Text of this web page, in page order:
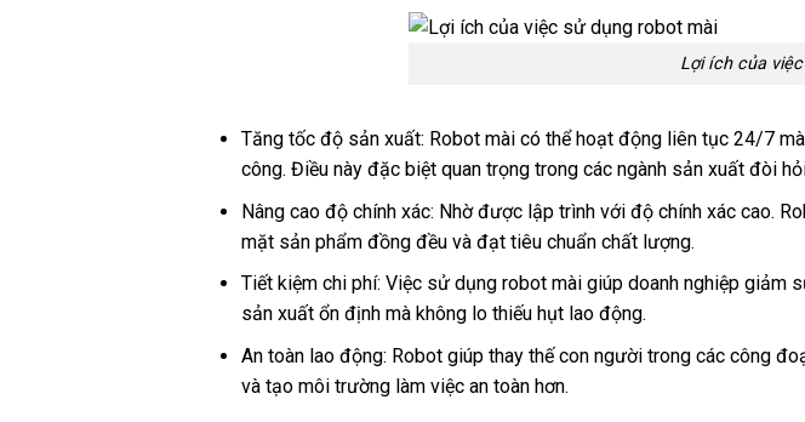
Lợi ích của
Tăng tốc độ sản xuất: Robot mài có thể hoạt động liên tục 24/7
công. Điều này đặc biệt quan trọng trong các ngành sản xuất đòi
Nâng cao độ chính xác: Nhờ được lập trình với độ chính xác cao.
mặt sản phẩm đồng đều và đạt tiêu chuẩn chất lượng.
Tiết kiệm chi phí: Việc sử dụng robot mài giúp doanh nghiệp giảm
sản xuất ổn định mà không lo thiếu hụt lao động.
An toàn lao động: Robot giúp thay thế con người trong các công
và tạo môi trường làm việc an toàn hơn.